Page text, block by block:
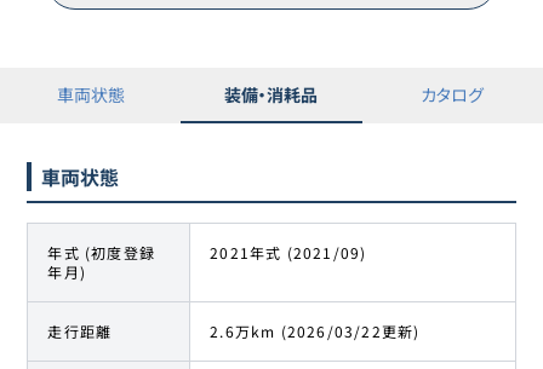
車両状態 装備・消耗品 カタログ
車両状態
年式 (初度登録
年月)
2021年式 (2021/09)
走行距離 2.6万km (2026/03/22更新)